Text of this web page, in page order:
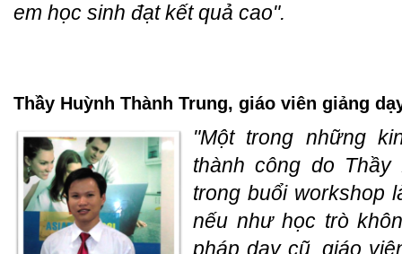
em học sinh đạt kết quả cao".
Thầy Huỳnh Thành Trung, giáo viên giảng
"Một trong những
thành công do Thầy
trong buổi workshop
nếu như học trò
pháp dạy cũ, giáo